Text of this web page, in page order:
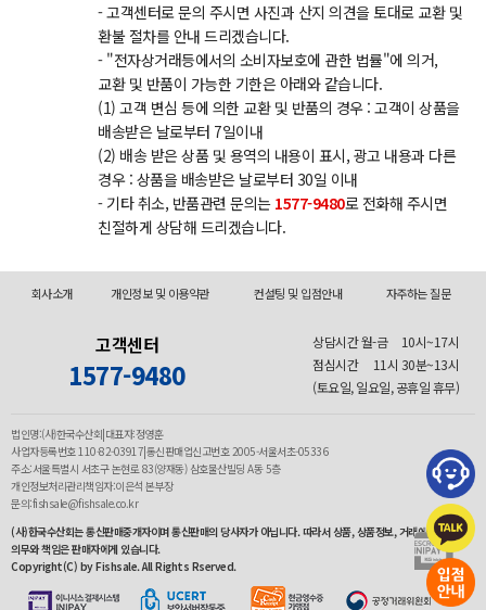
- 고객센터로 문의 주시면 사진과 산지 의견을 토대로 교환 및
환불 절차를 안내 드리겠습니다.
- "전자상거래등에서의 소비자보호에 관한 법률"에 의거,
교환 및 반품이 가능한 기한은 아래와 같습니다.
(1) 고객 변심 등에 의한 교환 및 반품의 경우 : 고객이 상품을
배송받은 날로부터 7일이내
(2) 배송 받은 상품 및 용역의 내용이 표시, 광고 내용과 다른
경우 : 상품을 배송받은 날로부터 30일 이내
- 기타 취소, 반품관련 문의는 1577-9480로 전화해 주시면
친절하게 상담해 드리겠습니다.
회사소개 개인정보 및 이용약관 컨설팅 및 입점안내 자주하는 질문
고객센터
1577-9480
상담시간 월-금
10시~17시
점심시간
11시 30분~13시
(토요일, 일요일, 공휴일 휴무)
법인명:(사)한국수산회|대표자:정영훈
사업자등록번호 110-82-03917|통신판매업신고번호 2005-서울서초-05336
주소:서울특별시 서초구 논현로 83(양재동) 삼호물산빌딩 A동 5층
개인정보처리관리책임자:이은석 본부장
문의:fishsale@fishsale.co.kr
(사)한국수산회는 통신판매중개자이며 통신판매의 당사자가 아닙니다. 따라서 상품, 상품정보, 거래에 관한
의무와 책임은 판매자에게 있습니다.
Copyright(C) by Fishsale. All Rights Rserved.